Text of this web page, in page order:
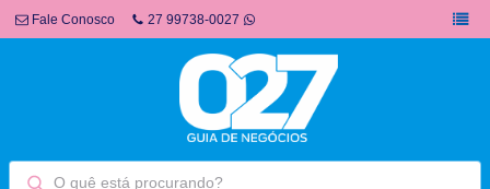
Fale Conosco 27 99738-0027